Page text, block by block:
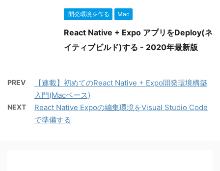
開発環境を作る Mac
React Native + Expo アプリをDeploy(ネ
イティブビルド)する - 2020年最新版
PREV
【連載】初めてのReact Native + Expo開発環境構築
入門(Macベース)
NEXT
React Native Expoの編集環境をVisual Studio Code
で準備する